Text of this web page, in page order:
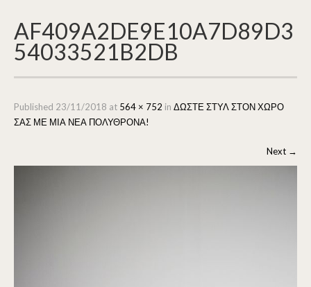
AF409A2DE9E10A7D89D3
54033521B2DB
Published 23/11/2018 at 564 × 752 in ΔΩΣΤΕ ΣΤΥΛ ΣΤΟΝ ΧΩΡΟ
ΣΑΣ ΜΕ ΜΙΑ ΝΕΑ ΠΟΛΥΘΡΟΝΑ!
Next →